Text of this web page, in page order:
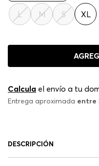
L M S XL
Calcula el envío a tu
Entrega aproximada entre
DESCRIPCIÓN